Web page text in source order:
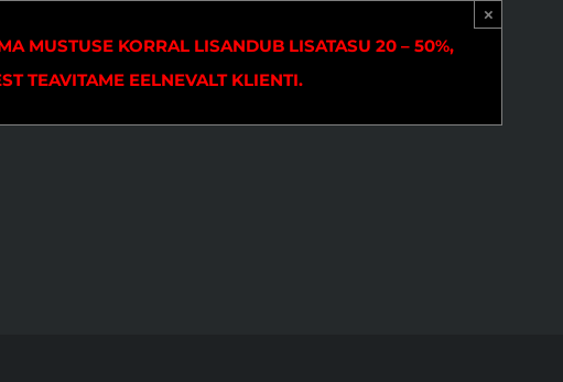
MUSTUSE KORRAL LISANDUB LISATASU 20 – 50%,
TEAVITAME EELNEVALT KLIENTI.
×